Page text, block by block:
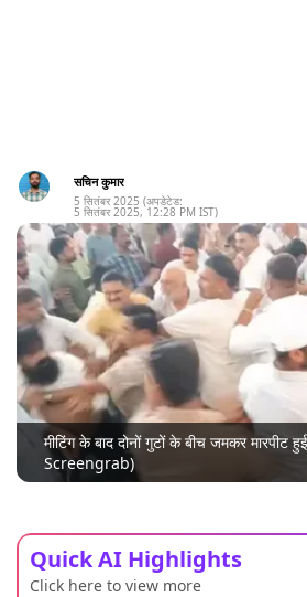
सचिन कुमार
5 सितंबर 2025 (अपडेटेड:
5 सितंबर 2025, 12:28 PM IST)
मीटिंग के बाद दोनों गुटों के बीच जमकर मारपीट
Screengrab)
Quick AI Highlights
Click here to view more